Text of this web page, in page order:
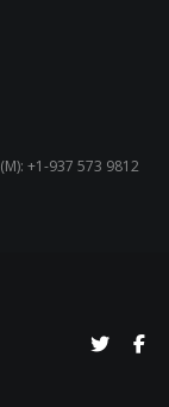
+1-937 573 9812